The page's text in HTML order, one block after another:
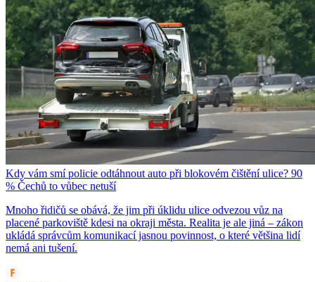
Kdy vám smí policie odtáhnout auto při blokovém čištění ulice? 90
% Čechů to vůbec netuší
Mnoho řidičů se obává, že jim při úklidu ulice odvezou vůz na
placené parkoviště kdesi na okraji města. Realita je ale jiná – zákon
ukládá správcům komunikací jasnou povinnost, o které většina lidí
nemá ani tušení.